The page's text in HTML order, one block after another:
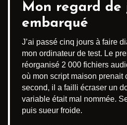
Mon regard de
embarqué
J’ai passé cinq jours à faire
mon ordinateur de test. Le
réorganisé 2 000 fichiers
où mon script maison prenait
second, il a failli écraser un
variable était mal nommée.
puis sueur froide.